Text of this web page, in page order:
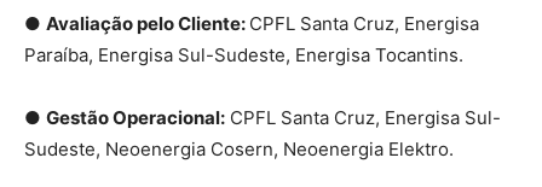
● Avaliação pelo Cliente: CPFL Santa Cruz, Energisa
Paraíba, Energisa Sul-Sudeste, Energisa Tocantins.
● Gestão Operacional: CPFL Santa Cruz, Energisa Sul-
Sudeste, Neoenergia Cosern, Neoenergia Elektro.